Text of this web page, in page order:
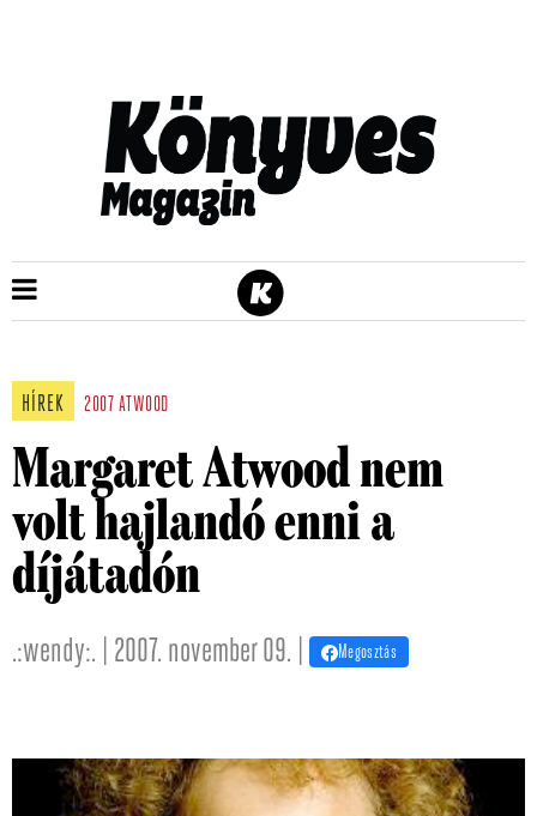
HÍREK 2007 ATWOOD
Margaret Atwood nem
volt hajlandó enni a
díjátadón
.:wendy:. | 2007. november 09. | Megosztás